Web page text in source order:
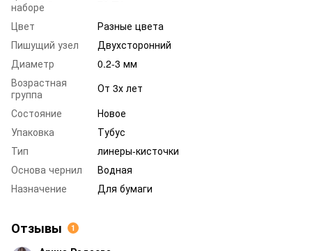
наборе
Цвет
Разные цвета
Пишущий узел
Двухсторонний
Диаметр
0.2-3 мм
Возрастная
группа
От 3х лет
Состояние
Новое
Упаковка
Тубус
Тип
линеры-кисточки
Основа чернил
Водная
Назначение
Для бумаги
Отзывы 1